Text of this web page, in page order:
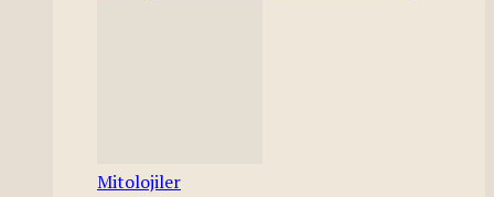
Mitolojiler